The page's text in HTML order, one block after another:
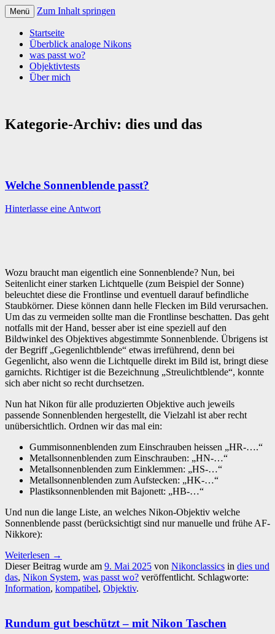
Menü Zum Inhalt springen
Startseite
Überblick analoge Nikons
was passt wo?
Objektivtests
Über mich
Kategorie-Archiv: dies und das
Welche Sonnenblende passt?
Hinterlasse eine Antwort
Wozu braucht man eigentlich eine Sonnenblende? Nun, bei
Seitenlicht einer starken Lichtquelle (zum Beispiel der Sonne)
beleuchtet diese die Frontlinse und eventuell darauf befindliche
Staubkörner. Diese können dann helle Flecken im Bild verursachen.
Um das zu vermeiden sollte man die Frontlinse beschatten. Das geht
notfalls mit der Hand, besser aber ist eine speziell auf den
Bildwinkel des Objektives abgestimmte Sonnenblende. Übrigens ist
der Begriff „Gegenlichtblende“ etwas irreführend, denn bei
Gegenlicht, also wenn die Lichtquelle direkt im Bild ist, bringt diese
garnichts. Richtiger ist die Bezeichnung „Streulichtblende“, konnte
sich aber nicht so recht durchsetzen.
Nun hat Nikon für alle produzierten Objektive auch jeweils
passende Sonnenblenden hergestellt, die Vielzahl ist aber recht
unübersichtlich. Ordnen wir das mal ein:
Gummisonnenblenden zum Einschrauben heissen „HR-….“
Metallsonnenblenden zum Einschrauben: „HN-…“
Metallsonnenblenden zum Einklemmen: „HS-…“
Metallsonnenblenden zum Aufstecken: „HK-…“
Plastiksonnenblenden mit Bajonett: „HB-…“
Und nun die lange Liste, an welches Nikon-Objektiv welche
Sonnenblende passt (berücksichtigt sind nur manuelle und frühe AF-
Nikkore):
Weiterlesen →
Dieser Beitrag wurde am 9. Mai 2025 von Nikonclassics in dies und
das, Nikon System, was passt wo? veröffentlicht. Schlagworte:
Information, kompatibel, Objektiv.
Rundum gut beschützt – mit Nikon Taschen